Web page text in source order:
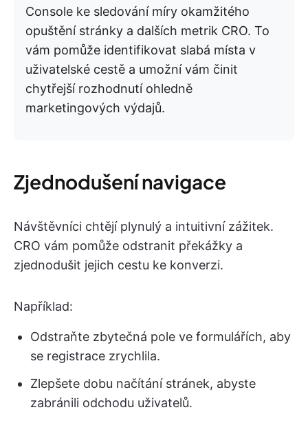
Console ke sledování míry okamžitého
opuštění stránky a dalších metrik CRO. To
vám pomůže identifikovat slabá místa v
uživatelské cestě a umožní vám činit
chytřejší rozhodnutí ohledně
marketingových výdajů.
Zjednodušení navigace
Návštěvníci chtějí plynulý a intuitivní zážitek.
CRO vám pomůže odstranit překážky a
zjednodušit jejich cestu ke konverzi.
Například:
Odstraňte zbytečná pole ve formulářích, aby
se registrace zrychlila.
Zlepšete dobu načítání stránek, abyste
zabránili odchodu uživatelů.